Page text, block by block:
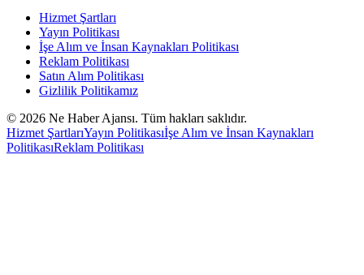
Hizmet Şartları
Yayın Politikası
İşe Alım ve İnsan Kaynakları Politikası
Reklam Politikası
Satın Alım Politikası
Gizlilik Politikamız
© 2026 Ne Haber Ajansı. Tüm hakları saklıdır.
Hizmet ŞartlarıYayın Politikasıİşe Alım ve İnsan Kaynakları
PolitikasıReklam Politikası